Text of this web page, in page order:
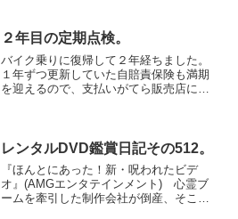
２年目の定期点検。
バイク乗りに復帰して２年経ちました。
１年ずつ更新していた自賠責保険も満期
を迎えるので、支払いがてら販売店に出
で出るとき、「今日は半袖...
レンタルDVD鑑賞日記その512。
『ほんとにあった！新・呪われたビデ
オ』(AMGエンタテインメント) 心霊ブ
ームを牽引した制作会社が倒産、そこの